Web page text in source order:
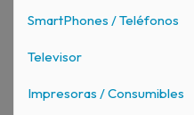
SmartPhones / Teléfonos
Televisor
Impresoras / Consumibles